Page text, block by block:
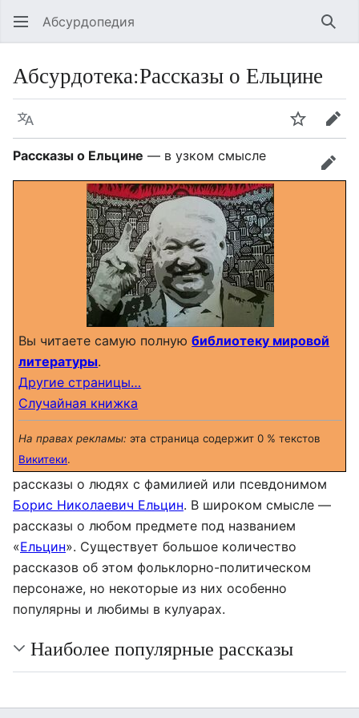
Абсурдопедия
Абсурдотека:Рассказы о Ельцине
Язык
Вы читаете самую полнуюбиблиотеку мировой
литературы.
Другие страницы…
Случайная книжка
На правах рекламы: эта страница содержит 0 % текстов
Викитеки.
Рассказы о Ельцине — в узком смысле
рассказы о людях с фамилией или псевдонимом
Борис Николаевич Ельцин. В широком смысле —
рассказы о любом предмете под названием
«Ельцин». Существует большое количество
рассказов об этом фольклорно-политическом
персонаже, но некоторые из них особенно
популярны и любимы в кулуарах.
Наиболее популярные рассказы